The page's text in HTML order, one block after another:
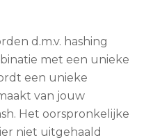
d.m.v. hashing
met een unieke
een unieke
van jouw
Het oorspronkelijke
niet uitgehaald